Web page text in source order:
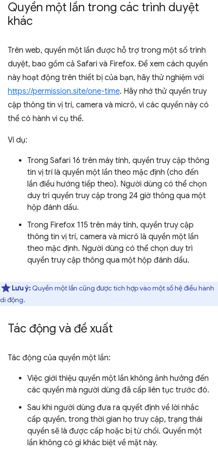
Quyền một lần trong các trình duyệt
khác
Trên web, quyền một lần được hỗ trợ trong một số trình
duyệt, bao gồm cả Safari và Firefox. Để xem cách quyền
này hoạt động trên thiết bị của bạn, hãy thử nghiệm với
https://permission.site/one-time. Hãy nhớ thử quyền truy
cập thông tin vị trí, camera và micrô, vì các quyền này có
thể có hành vi cụ thể.
Ví dụ:
Trong Safari 16 trên máy tính, quyền truy cập thông
tin vị trí là quyền một lần theo mặc định (cho đến
lần điều hướng tiếp theo). Người dùng có thể chọn
duy trì quyền truy cập trong 24 giờ thông qua một
hộp đánh dấu.
Trong Firefox 115 trên máy tính, quyền truy cập
thông tin vị trí, camera và micrô là quyền một lần
theo mặc định. Người dùng có thể chọn duy trì
quyền truy cập thông qua một hộp đánh dấu.
Lưu ý:Quyền một lần cũng được tích hợp vào một số hệ điều hành
di động.
Tác động và đề xuất
Tác động của quyền một lần:
Việc giới thiệu quyền một lần không ảnh hưởng đến
các quyền mà người dùng đã cấp liên tục trước đó.
Sau khi người dùng đưa ra quyết định về lời nhắc
cấp quyền, trong thời gian họ truy cập, trạng thái
quyền sẽ là được cấp hoặc bị từ chối. Quyền một
lần không có gì khác biệt về mặt này.